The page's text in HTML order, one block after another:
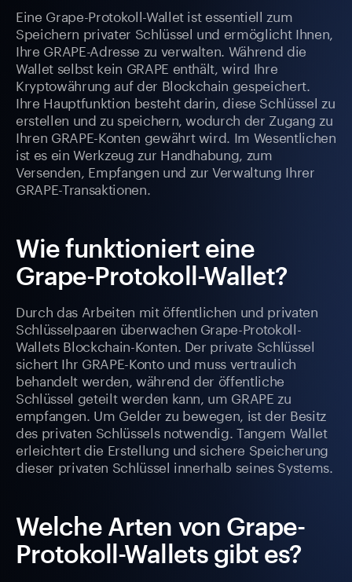
Eine Grape-Protokoll-Wallet ist essentiell zum
Speichern privater Schlüssel und ermöglicht Ihnen,
Ihre GRAPE-Adresse zu verwalten. Während die
Wallet selbst kein GRAPE enthält, wird Ihre
Kryptowährung auf der Blockchain gespeichert.
Ihre Hauptfunktion besteht darin, diese Schlüssel zu
erstellen und zu speichern, wodurch der Zugang zu
Ihren GRAPE-Konten gewährt wird. Im Wesentlichen
ist es ein Werkzeug zur Handhabung, zum
Versenden, Empfangen und zur Verwaltung Ihrer
GRAPE-Transaktionen.
Wie funktioniert eine
Grape-Protokoll-Wallet?
Durch das Arbeiten mit öffentlichen und privaten
Schlüsselpaaren überwachen Grape-Protokoll-
Wallets Blockchain-Konten. Der private Schlüssel
sichert Ihr GRAPE-Konto und muss vertraulich
behandelt werden, während der öffentliche
Schlüssel geteilt werden kann, um GRAPE zu
empfangen. Um Gelder zu bewegen, ist der Besitz
des privaten Schlüssels notwendig. Tangem Wallet
erleichtert die Erstellung und sichere Speicherung
dieser privaten Schlüssel innerhalb seines Systems.
Welche Arten von Grape-
Protokoll-Wallets gibt es?